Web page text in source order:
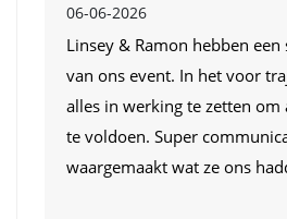
06-06-2026
Linsey & Ramon hebben een
van ons event. In het voor
alles in werking te zetten om
te voldoen. Super
waargemaakt wat ze ons